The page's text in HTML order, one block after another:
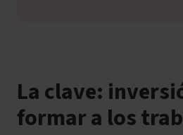
La clave:
formar a los